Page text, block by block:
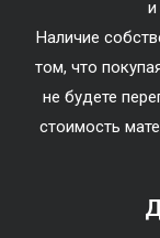
Наличие
том, что
не будете
стоимость